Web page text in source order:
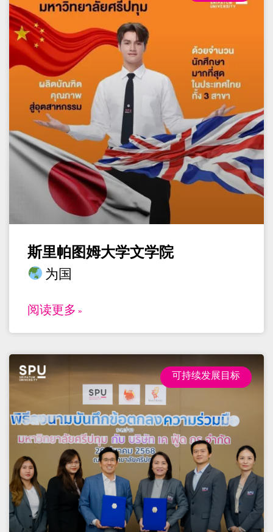
斯里帕图姆大学文学院
为国
阅读更多 »
可持续发展目标